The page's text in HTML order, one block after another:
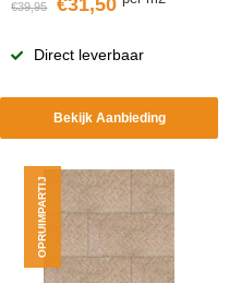
€39,95 €31,50
Direct leverbaar
Bekijk Aanbieding
OPRUIMPARTIJ